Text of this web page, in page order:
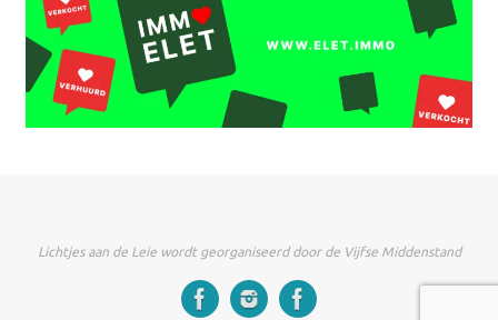
Lichtjes aan de Leie wordt georganiseerd door de Vijfse Middenstand